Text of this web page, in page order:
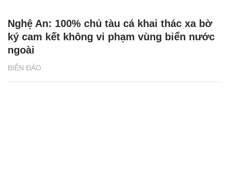
BIỂN ĐẢO
Nghệ An: 100% chủ tàu cá khai thác xa bờ
ký cam kết không vi phạm vùng biển nước
ngoài